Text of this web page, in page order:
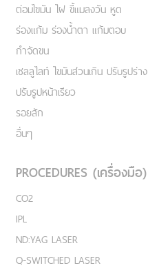
ต่อมไขมัน ไฝ ขี้แมลงวัน หูด
ร่องแก้ม ร่องน้ำตา แก้มตอบ
กำจัดขน
เชลลูไลท์ ไขมันส่วนเกิน ปรับรูปร่าง
ปรับรูปหน้าเรียว
รอยสัก
อื่นๆ
PROCEDURES (เครื่องมือ)
CO2
IPL
ND:YAG LASER
Q-SWITCHED LASER